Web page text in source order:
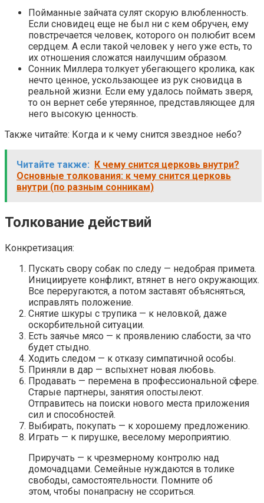
Пойманные зайчата сулят скорую влюбленность.
Если сновидец еще не был ни с кем обручен, ему
повстречается человек, которого он полюбит всем
сердцем. А если такой человек у него уже есть, то
их отношения сложатся наилучшим образом.
Сонник Миллера толкует убегающего кролика, как
нечто ценное, ускользающее из рук сновидца в
реальной жизни. Если ему удалось поймать зверя,
то он вернет себе утерянное, представляющее для
него высокую ценность.
Также читайте: Когда и к чему снится звездное небо?
Читайте также:
К чему снится церковь внутри?
Основные толкования: к чему снится церковь
внутри (по разным сонникам)
Толкование действий
Конкретизация:
Пускать свору собак по следу — недобрая примета.
Инициируете конфликт, втянет в него окружающих.
Все переругаются, а потом заставят объясняться,
исправлять положение.
Снятие шкуры с трупика — к неловкой, даже
оскорбительной ситуации.
Есть заячье мясо — к проявлению слабости, за что
будет стыдно.
Ходить следом — к отказу симпатичной особы.
Приняли в дар — вспыхнет новая любовь.
Продавать — перемена в профессиональной сфере.
Старые партнеры, занятия опостылеют.
Отправитесь на поиски нового места приложения
сил и способностей.
Выбирать, покупать — к хорошему предложению.
Играть — к пирушке, веселому мероприятию.
Приручать — к чрезмерному контролю над
домочадцами. Семейные нуждаются в толике
свободы, самостоятельности. Помните об
этом, чтобы понапрасну не ссориться.